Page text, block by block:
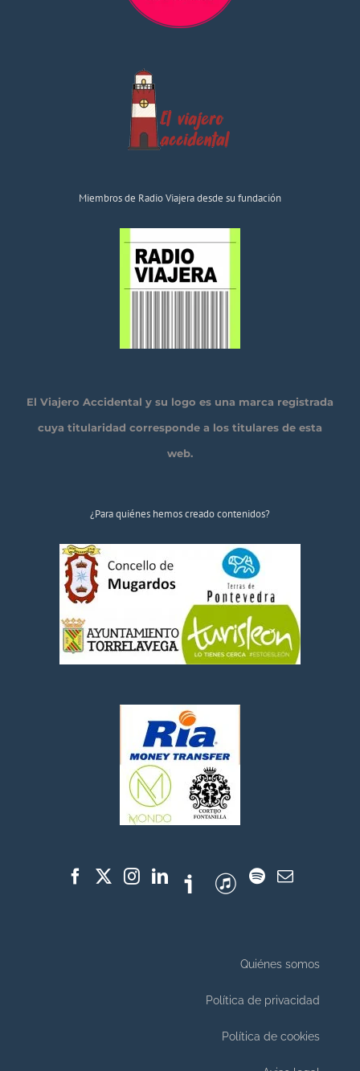
Miembros de Radio Viajera desde su fundación
El Viajero Accidental y su logo es una marca registrada
cuya titularidad corresponde a los titulares de esta
web.
¿Para quiénes hemos creado contenidos?
Quiénes somos
Política de privacidad
Política de cookies